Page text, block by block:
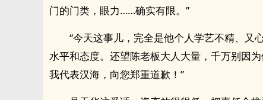
门的门类，眼力……确实有限。”
“今天这事儿，完全是他个人学艺不精、又
水平和态度。还望陈老板大人大量，千万别因
我代表汉海，向您郑重道歉！”